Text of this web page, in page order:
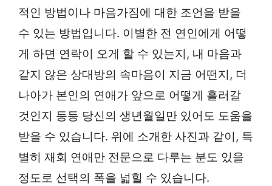
적인 방법이나 마음가짐에 대한 조언을 받을
수 있는 방법입니다. 이별한 전 연인에게 어떻
게 하면 연락이 오게 할 수 있는지, 내 마음과
같지 않은 상대방의 속마음이 지금 어떤지, 더
나아가 본인의 연애가 앞으로 어떻게 흘러갈
것인지 등등 당신의 생년월일만 있어도 도움을
받을 수 있습니다. 위에 소개한 사진과 같이, 특
별히 재회 연애만 전문으로 다루는 분도 있을
정도로 선택의 폭을 넓힐 수 있습니다.